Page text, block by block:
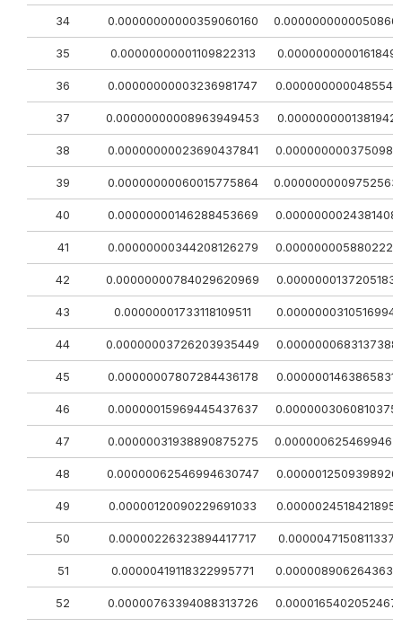
34 0.00000000000359060160
35 0.00000000001109822313
36 0.00000000003236981747
37 0.00000000008963949453
38 0.00000000023690437841
39 0.00000000060015775864
40 0.00000000146288453669
41 0.00000000344208126279
42 0.00000000784029620969
43 0.00000001733118109511
44 0.00000003726203935449
45 0.00000007807284436178
46 0.00000015969445437637
47 0.00000031938890875275
48 0.00000062546994630747
49 0.00000120090229691033
50 0.00000226323894417717
51 0.00000419118322995771
52 0.00000763394088313726